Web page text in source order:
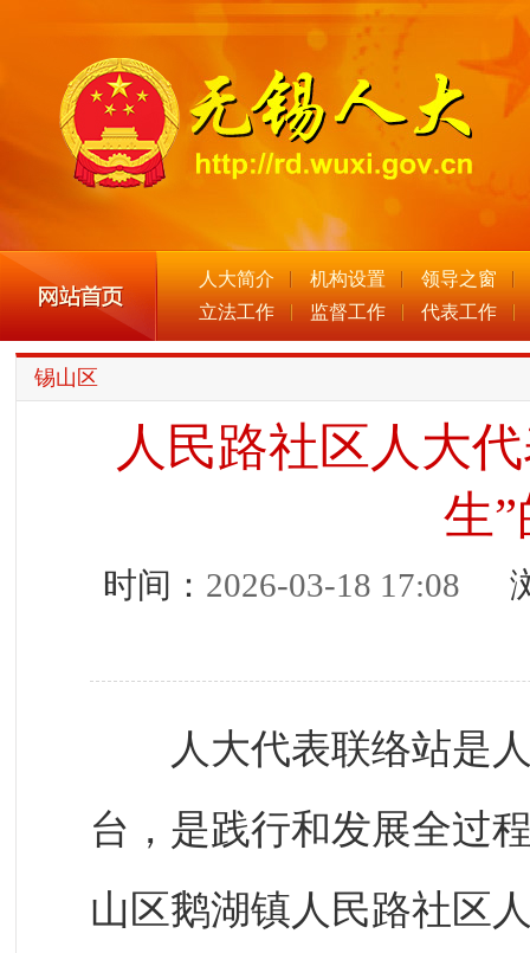
人大简介 机构设置
领导之窗
立法工作
监督工作 代表工作
锡山区
人民路社区人大
生
时间： 2026-03-18 17:08 浏
人大代表联络站是人
台，是践行和发展全过
山区鹅湖镇人民路社区